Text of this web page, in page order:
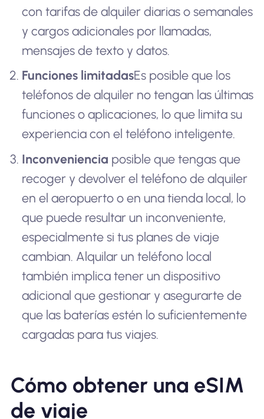
con tarifas de alquiler diarias o semanales
y cargos adicionales por llamadas,
mensajes de texto y datos.
Funciones limitadasEs posible que los
teléfonos de alquiler no tengan las últimas
funciones o aplicaciones, lo que limita su
experiencia con el teléfono inteligente.
Inconveniencia posible que tengas que
recoger y devolver el teléfono de alquiler
en el aeropuerto o en una tienda local, lo
que puede resultar un inconveniente,
especialmente si tus planes de viaje
cambian. Alquilar un teléfono local
también implica tener un dispositivo
adicional que gestionar y asegurarte de
que las baterías estén lo suficientemente
cargadas para tus viajes.
Cómo obtener una eSIM
de viaje